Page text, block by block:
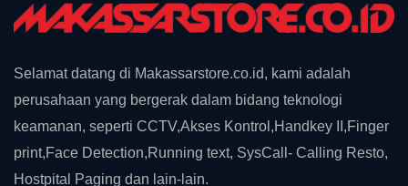
Selamat datang di Makassarstore.co.id, kami adalah
perusahaan yang bergerak dalam bidang teknologi
keamanan, seperti CCTV,Akses Kontrol,Handkey II,Finger
print,Face Detection,Running text, SysCall- Calling Resto,
Hostpital Paging dan lain-lain.